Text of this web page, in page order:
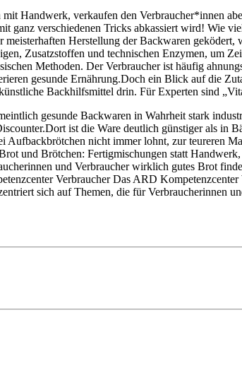
Handwerk, verkaufen den Verbraucher*innen
verschiedenen Tricks abkassiert wird! Wie
Herstellung der Backwaren geködert,
Zusatzstoffen und technischen Enzymen, um
Methoden. Der Verbraucher ist häufig
gesunde Ernährung.Doch ein Blick auf die
Backhilfsmittel drin. Für Experten sind
gesunde Backwaren in Wahrheit stark
ist die Ware deutlich günstiger als in
nicht immer lohnt, zur teureren
und Brötchen: Fertigmischungen statt
und Verbraucher wirklich gutes Brot
Verbraucher Das ARD Kompetenzcenter
sich auf Themen, die für Verbraucherinnen